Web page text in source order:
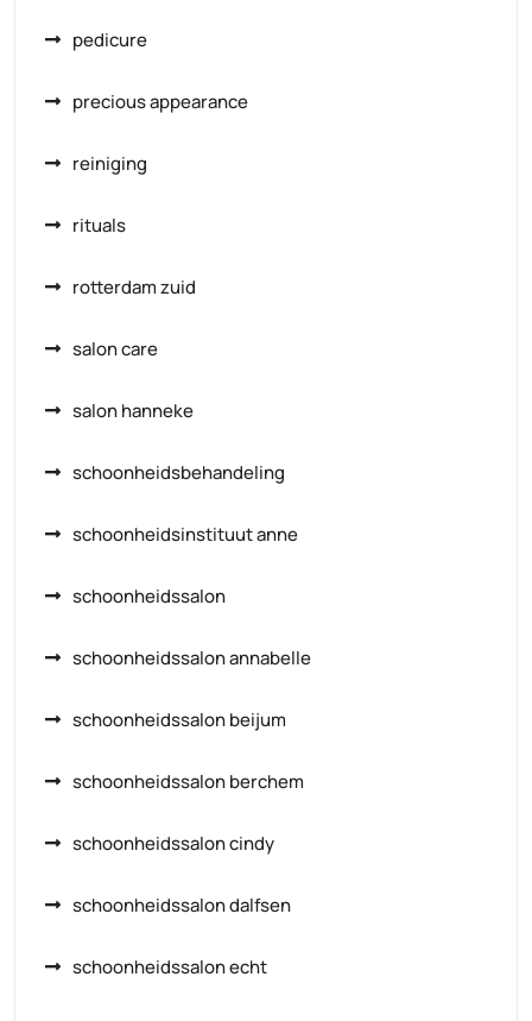
pedicure
precious appearance
reiniging
rituals
rotterdam zuid
salon care
salon hanneke
schoonheidsbehandeling
schoonheidsinstituut anne
schoonheidssalon
schoonheidssalon annabelle
schoonheidssalon beijum
schoonheidssalon berchem
schoonheidssalon cindy
schoonheidssalon dalfsen
schoonheidssalon echt